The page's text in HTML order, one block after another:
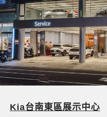
Kia台南東區展示中心